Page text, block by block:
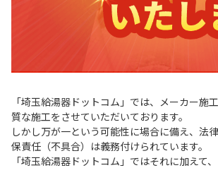
「埼玉給湯器ドットコム」では、メーカー施
質な施工をさせていただいております。
しかし万が一という可能性に場合に備え、法
保責任（不具合）は義務付けられています。
「埼玉給湯器ドットコム」ではそれに加えて、